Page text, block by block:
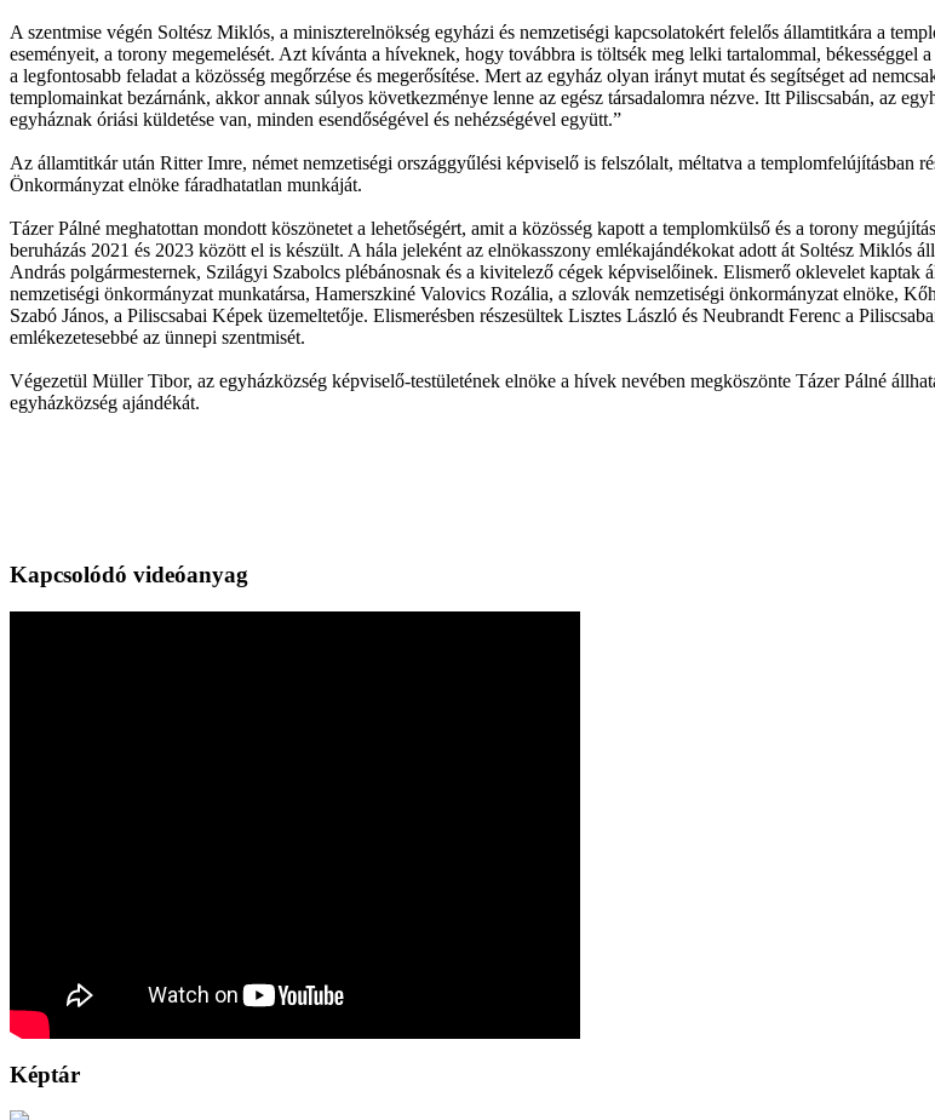
A szentmise végén Soltész Miklós, a miniszterelnökség egyházi és nemzetiségi kapcsolatokért felelős államtitkára a
eseményeit, a torony megemelését. Azt kívánta a híveknek, hogy továbbra is töltsék meg lelki tartalommal,
a legfontosabb feladat a közösség megőrzése és megerősítése. Mert az egyház olyan irányt mutat és segítséget ad
templomainkat bezárnánk, akkor annak súlyos következménye lenne az egész társadalomra nézve. Itt Piliscsabán, az
egyháznak óriási küldetése van, minden esendőségével és nehézségével együtt.”
Az államtitkár után Ritter Imre, német nemzetiségi országgyűlési képviselő is felszólalt, méltatva a templomfelújításban
Önkormányzat elnöke fáradhatatlan munkáját.
Tázer Pálné meghatottan mondott köszönetet a lehetőségért, amit a közösség kapott a templomkülső és a torony
beruházás 2021 és 2023 között el is készült. A hála jeleként az elnökasszony emlékajándékokat adott át Soltész
András polgármesternek, Szilágyi Szabolcs plébánosnak és a kivitelező cégek képviselőinek. Elismerő oklevelet
nemzetiségi önkormányzat munkatársa, Hamerszkiné Valovics Rozália, a szlovák nemzetiségi önkormányzat elnöke,
Szabó János, a Piliscsabai Képek üzemeltetője. Elismerésben részesültek Lisztes László és Neubrandt Ferenc a
emlékezetesebbé az ünnepi szentmisét.
Végezetül Müller Tibor, az egyházközség képviselő-testületének elnöke a hívek nevében megköszönte Tázer Pálné
egyházközség ajándékát.
Kapcsolódó videóanyag
Képtár